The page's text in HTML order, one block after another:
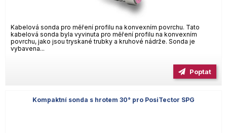
Kabelová sonda pro měření profilu na konvexním povrchu. Tato
kabelová sonda byla vyvinuta pro měření profilu na konvexním
povrchu, jako jsou tryskané trubky a kruhové nádrže. Sonda je
vybavena...
Poptat
Kompaktní sonda s hrotem 30° pro PosiTector SPG